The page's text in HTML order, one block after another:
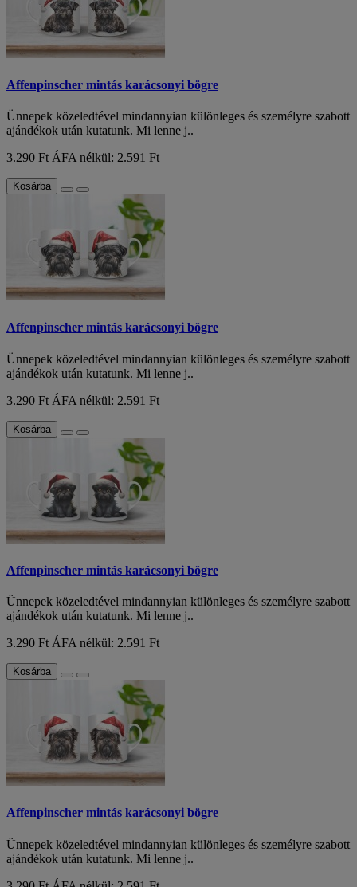
Affenpinscher mintás karácsonyi bögre
Ünnepek közeledtével mindannyian különleges és személyre szabott
ajándékok után kutatunk. Mi lenne j..
3.290 Ft ÁFA nélkül: 2.591 Ft
Kosárba
Affenpinscher mintás karácsonyi bögre
Ünnepek közeledtével mindannyian különleges és személyre szabott
ajándékok után kutatunk. Mi lenne j..
3.290 Ft ÁFA nélkül: 2.591 Ft
Kosárba
Affenpinscher mintás karácsonyi bögre
Ünnepek közeledtével mindannyian különleges és személyre szabott
ajándékok után kutatunk. Mi lenne j..
3.290 Ft ÁFA nélkül: 2.591 Ft
Kosárba
Affenpinscher mintás karácsonyi bögre
Ünnepek közeledtével mindannyian különleges és személyre szabott
ajándékok után kutatunk. Mi lenne j..